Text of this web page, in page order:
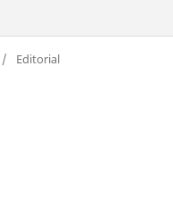
/ Editorial